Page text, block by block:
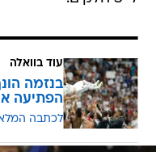
עוד בוואלה
בנזמה
הפתיעה
לכתבה